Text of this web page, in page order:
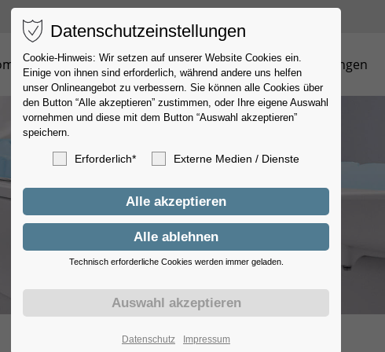
Praxis Ärzte Untersuchungen Private Leistungen
Datenschutzeinstellungen
Cookie-Hinweis: Wir setzen auf unserer Website Cookies ein.
Einige von ihnen sind erforderlich, während andere uns helfen
unser Onlineangebot zu verbessern. Sie können alle Cookies über
den Button “Alle akzeptieren” zustimmen, oder Ihre eigene Auswahl
vornehmen und diese mit dem Button “Auswahl akzeptieren”
speichern.
Erforderlich* Externe Medien / Dienste
Technisch erforderliche Cookies werden immer geladen.
Datenschutz Impressum